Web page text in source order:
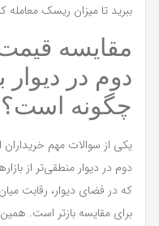
ببرید تا میزان ریسک معامله
مقایسه
دوم در دیوار
چگونه است؟
یکی از سوالات مهم
دوم در دیوار منطقی‌تر از
که در فضای دیوار، رقابت
برای مقایسه بازتر است.